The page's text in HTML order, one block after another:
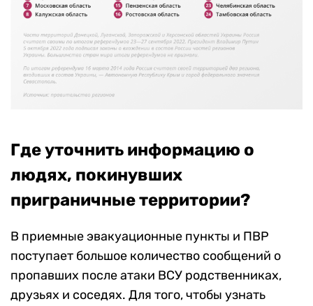
Где уточнить информацию о
людях, покинувших
приграничные территории?
В приемные эвакуационные пункты и ПВР
поступает большое количество сообщений о
пропавших после атаки ВСУ родственниках,
друзьях и соседях. Для того, чтобы узнать